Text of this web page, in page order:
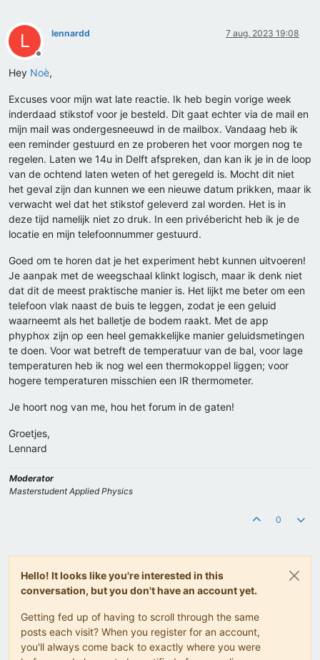
L
Offline
lennardd 7 aug. 2023 19:08
Hey Noè,
Excuses voor mijn wat late reactie. Ik heb begin vorige week
inderdaad stikstof voor je besteld. Dit gaat echter via de mail en
mijn mail was ondergesneeuwd in de mailbox. Vandaag heb ik
een reminder gestuurd en ze proberen het voor morgen nog te
regelen. Laten we 14u in Delft afspreken, dan kan ik je in de loop
van de ochtend laten weten of het geregeld is. Mocht dit niet
het geval zijn dan kunnen we een nieuwe datum prikken, maar ik
verwacht wel dat het stikstof geleverd zal worden. Het is in
deze tijd namelijk niet zo druk. In een privébericht heb ik je de
locatie en mijn telefoonnummer gestuurd.
Goed om te horen dat je het experiment hebt kunnen uitvoeren!
Je aanpak met de weegschaal klinkt logisch, maar ik denk niet
dat dit de meest praktische manier is. Het lijkt me beter om een
telefoon vlak naast de buis te leggen, zodat je een geluid
waarneemt als het balletje de bodem raakt. Met de app
phyphox zijn op een heel gemakkelijke manier geluidsmetingen
te doen. Voor wat betreft de temperatuur van de bal, voor lage
temperaturen heb ik nog wel een thermokoppel liggen; voor
hogere temperaturen misschien een IR thermometer.
Je hoort nog van me, hou het forum in de gaten!
Groetjes,
Lennard
Moderator
Masterstudent Applied Physics
0
Hello! It looks like you're interested in this
conversation, but you don't have an account yet.
Getting fed up of having to scroll through the same
posts each visit? When you register for an account,
you'll always come back to exactly where you were